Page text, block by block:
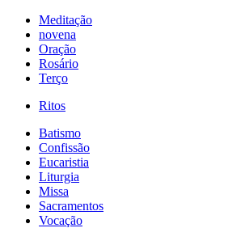
Meditação
novena
Oração
Rosário
Terço
Ritos
Batismo
Confissão
Eucaristia
Liturgia
Missa
Sacramentos
Vocação